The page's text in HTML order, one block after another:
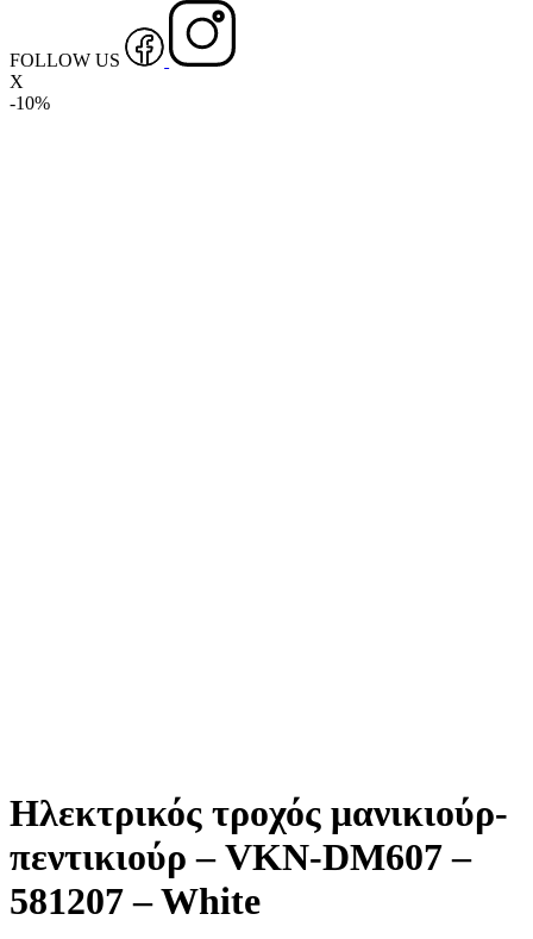
FOLLOW US
X
-10%
Ηλεκτρικός τροχός μανικιούρ-
πεντικιούρ – VKN-DM607 –
581207 – White